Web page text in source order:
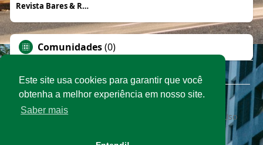
Este site usa cookies para garantir que você
obtenha a melhor experiência em nosso site.
Saber mais
Revista Bares & Restaurantes
Comunidades(0)
© 2026 Rede Abrasel
Início
Sobre
Termos de Uso